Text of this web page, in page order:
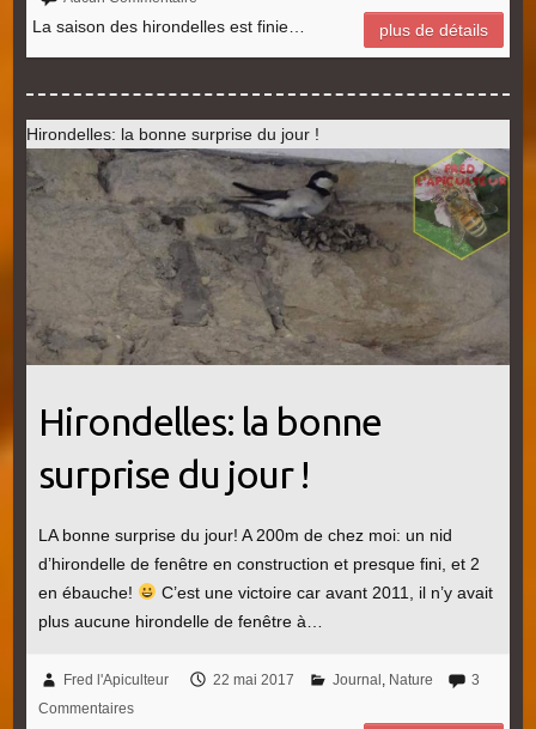
La saison des hirondelles est finie… plus de détails
Hirondelles: la bonne surprise du jour !
Hirondelles: la bonne
surprise du jour !
LA bonne surprise du jour! A 200m de chez moi: un nid
d’hirondelle de fenêtre en construction et presque fini, et 2
en ébauche!
C’est une victoire car avant 2011, il n’y avait
plus aucune hirondelle de fenêtre à…
Fred l'Apiculteur 22 mai 2017 Journal Nature
3
Commentaires